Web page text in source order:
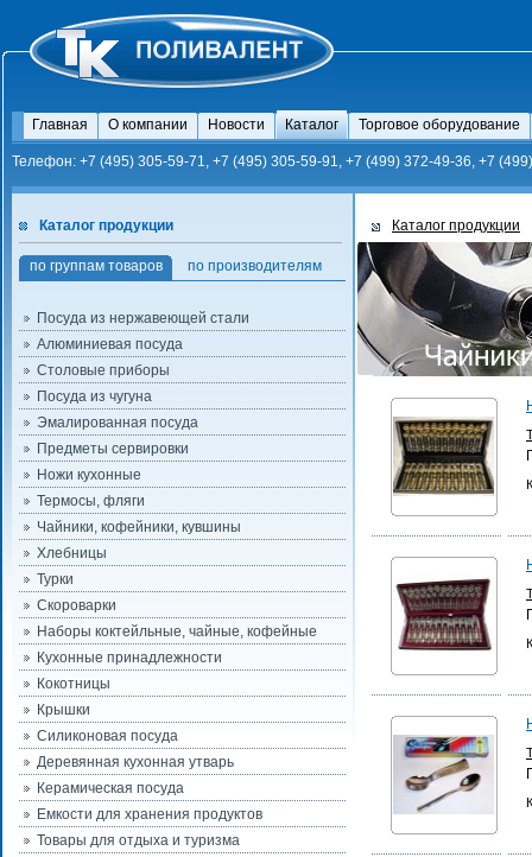
Главная О компании Новости Каталог Торговое оборудование
Телефон: +7 (495) 305-59-71, +7 (495) 305-59-91, +7 (499) 372-49-36, +7
Каталог продукции
по группам товаров по производителям
Посуда из нержавеющей стали
Алюминиевая посуда
Столовые приборы
Посуда из чугуна
Эмалированная посуда
Предметы сервировки
Ножи кухонные
Термосы, фляги
Чайники, кофейники, кувшины
Хлебницы
Турки
Скороварки
Наборы коктейльные, чайные, кофейные
Кухонные принадлежности
Кокотницы
Крышки
Силиконовая посуда
Деревянная кухонная утварь
Керамическая посуда
Емкости для хранения продуктов
Товары для отдыха и туризма
Каталог продукции